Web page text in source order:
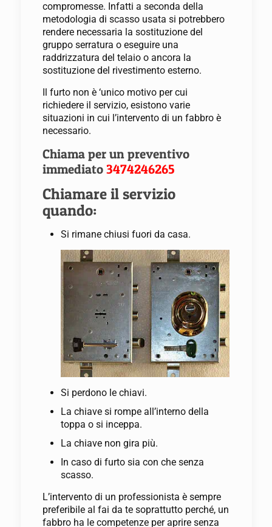
compromesse. Infatti a seconda della
metodologia di scasso usata si potrebbero
rendere necessaria la sostituzione del
gruppo serratura o eseguire una
raddrizzatura del telaio o ancora la
sostituzione del rivestimento esterno.
Il furto non è ‘unico motivo per cui
richiedere il servizio, esistono varie
situazioni in cui l’intervento di un fabbro è
necessario.
Chiama per un preventivo
immediato 3474246265
Chiamare il servizio
quando:
Si rimane chiusi fuori da casa.
Si perdono le chiavi.
La chiave si rompe all’interno della
toppa o si inceppa.
La chiave non gira più.
In caso di furto sia con che senza
scasso.
L’intervento di un professionista è sempre
preferibile al fai da te soprattutto perché, un
fabbro ha le competenze per aprire senza